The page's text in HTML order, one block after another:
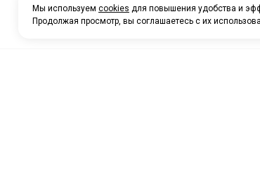
Мы используем cookies для повышения удобства и
Продолжая просмотр, вы соглашаетесь с их